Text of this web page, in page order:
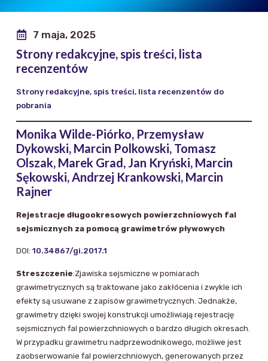
7 maja, 2025
Strony redakcyjne, spis treści, lista
recenzentów
Strony redakcyjne, spis treści, lista recenzentów do
pobrania
Monika Wilde-Piórko, Przemysław
Dykowski, Marcin Polkowski, Tomasz
Olszak, Marek Grad, Jan Kryński, Marcin
Sękowski, Andrzej Krankowski, Marcin
Rajner
Rejestracje długookresowych powierzchniowych fal
sejsmicznych za pomocą grawimetrów pływowych
DOI: 10.34867/gi.2017.1
Streszczenie:Zjawiska sejsmiczne w pomiarach
grawimetrycznych są traktowane jako zakłócenia i zwykle ich
efekty są usuwane z zapisów grawimetrycznych. Jednakże,
grawimetry dzięki swojej konstrukcji umożliwiają rejestrację
sejsmicznych fal powierzchniowych o bardzo długich okresach.
W przypadku grawimetru nadprzewodnikowego, możliwe jest
zaobserwowanie fal powierzchniowych, generowanych przez